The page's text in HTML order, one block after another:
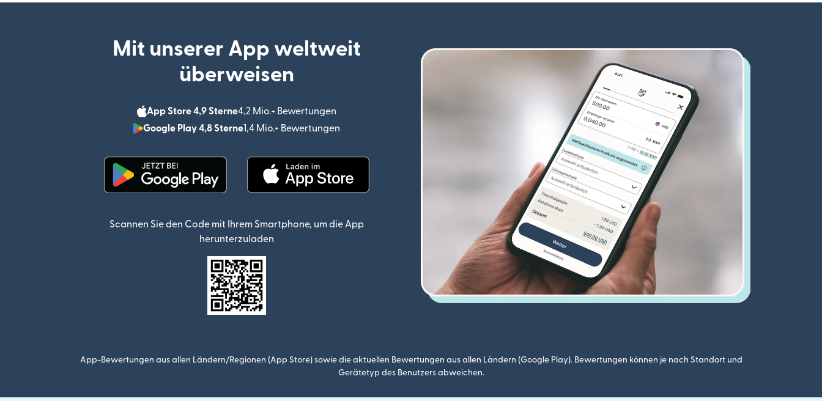
Mit unserer App weltweit
überweisen
App Store 4,9 Sterne4,2 Mio.+ Bewertungen
Google Play 4,8 Sterne1,4 Mio.+ Bewertungen
Scannen Sie den Code mit Ihrem Smartphone, um die App
herunterzuladen
App-Bewertungen aus allen Ländern/Regionen (App Store) sowie die aktuellen Bewertungen aus allen Ländern (Google Play). Bewertungen können je nach Standort und
Gerätetyp des Benutzers abweichen.